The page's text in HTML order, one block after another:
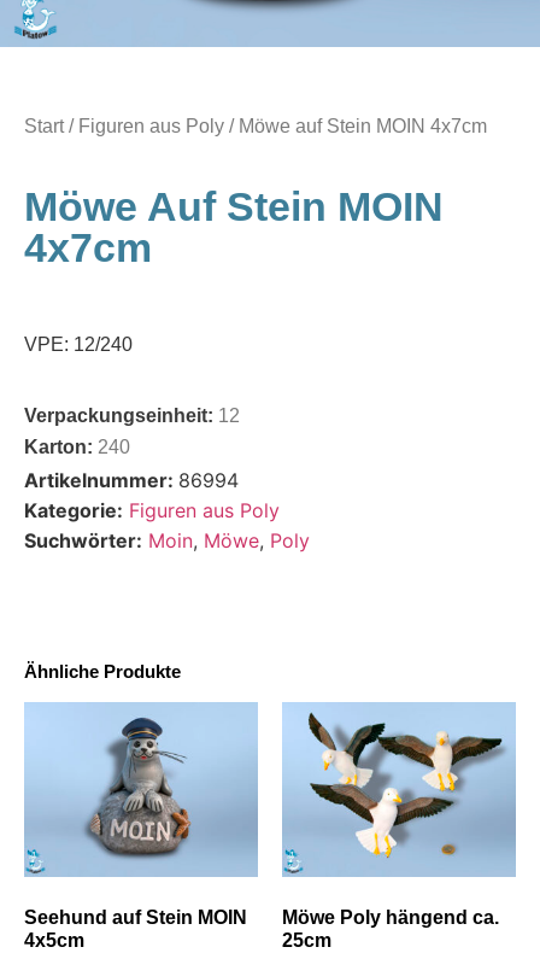
Start/ Figuren aus Poly / Möwe auf Stein MOIN 4x7cm
Möwe Auf Stein MOIN
4x7cm
VPE: 12/240
Verpackungseinheit: 12
Karton: 240
Artikelnummer: 86994
Kategorie: Figuren aus Poly
Suchwörter: Moin, Möwe, Poly
Ähnliche Produkte
Seehund auf Stein MOIN
4x5cm
Möwe Poly hängend ca.
25cm